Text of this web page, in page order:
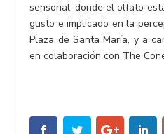
sensorial, donde el olfato
gusto e implicado en la
Plaza de Santa María, y a
en colaboración con The